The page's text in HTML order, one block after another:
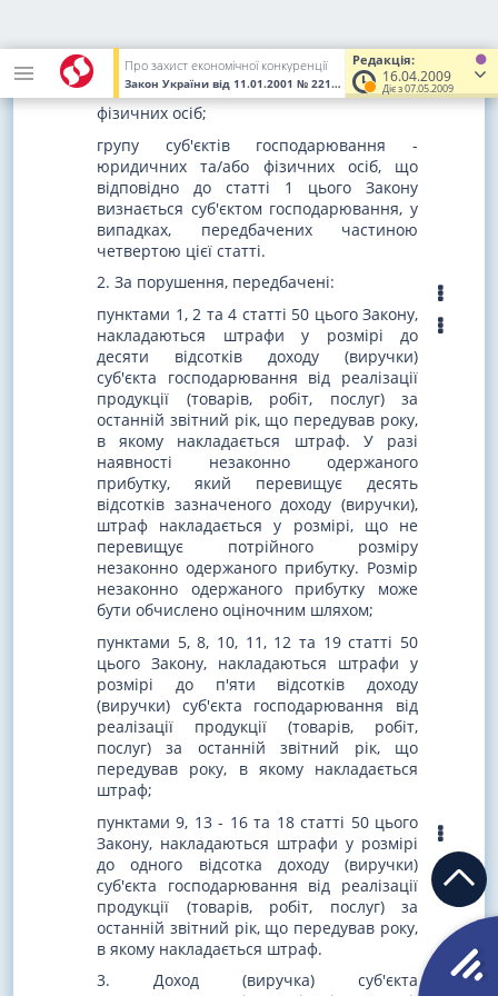
Редакція:
16.04.2009
Діє з 07.05.2009
Про захист економічної конкуренції
Закон України від 11.01.2001 № 2210-III (Увага! Попередня
об'єднання, суб'єктів господарювання:
юридичних осіб;
фізичних осіб;
групу суб'єктів господарювання -
юридичних та/або фізичних осіб, що
відповідно до статті 1 цього Закону
визнається суб'єктом господарювання, у
випадках, передбачених частиною
четвертою цієї статті.
2. За порушення, передбачені:
пунктами 1, 2 та 4 статті 50 цього Закону,
накладаються штрафи у розмірі до
десяти відсотків доходу (виручки)
суб'єкта господарювання від реалізації
продукції (товарів, робіт, послуг) за
останній звітний рік, що передував року,
в якому накладається штраф. У разі
наявності незаконно одержаного
прибутку, який перевищує десять
відсотків зазначеного доходу (виручки),
штраф накладається у розмірі, що не
перевищує потрійного розміру
незаконно одержаного прибутку. Розмір
незаконно одержаного прибутку може
бути обчислено оціночним шляхом;
пунктами 5, 8, 10, 11, 12 та 19 статті 50
цього Закону, накладаються штрафи у
розмірі до п'яти відсотків доходу
(виручки) суб'єкта господарювання від
реалізації продукції (товарів, робіт,
послуг) за останній звітний рік, що
передував року, в якому накладається
штраф;
пунктами 9, 13 - 16 та 18 статті 50 цього
Закону, накладаються штрафи у розмірі
до одного відсотка доходу (виручки)
суб'єкта господарювання від реалізації
продукції (товарів, робіт, послуг) за
останній звітний рік, що передував року,
в якому накладається штраф.
3. Доход (виручка) суб'єкта